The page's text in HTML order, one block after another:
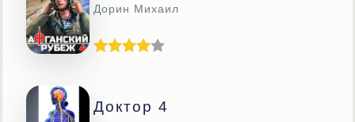
Дорин Михаил
Доктор 4